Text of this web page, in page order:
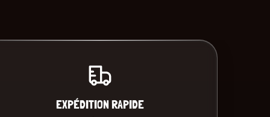
EXPÉDITION RAPIDE